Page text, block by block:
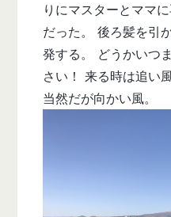
りにマスターとママ
だった。 後ろ髪を引
発する。 どうかいつ
さい！ 来る時は追い
当然だが向かい風。